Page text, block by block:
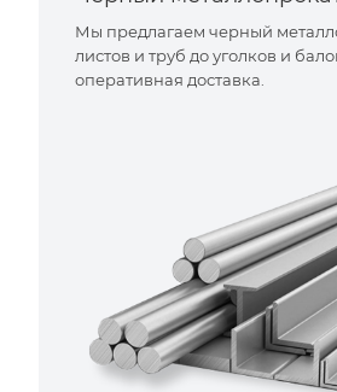
Мы предлагаем черный
листов и труб до уголков и
оперативная доставка.